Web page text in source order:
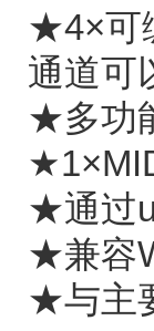
★4×可
通道可
★多功
★通过
★兼容
★与主